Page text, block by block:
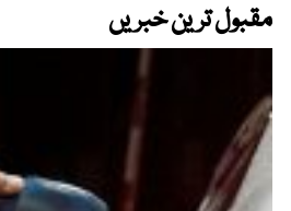
مقبول ترین خبریں